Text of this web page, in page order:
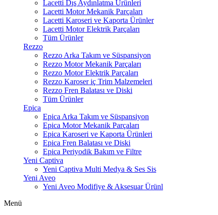
Lacetti Dış Aydınlatma Ürünleri
Lacetti Motor Mekanik Parçaları
Lacetti Karoseri ve Kaporta Ürünler
Lacetti Motor Elektrik Parçaları
Tüm Ürünler
Rezzo
Rezzo Arka Takım ve Süspansiyon
Rezzo Motor Mekanik Parçaları
Rezzo Motor Elektrik Parçaları
Rezzo Karoser iç Trim Malzemeleri
Rezzo Fren Balatası ve Diski
Tüm Ürünler
Epica
Epica Arka Takım ve Süspansiyon
Epica Motor Mekanik Parçaları
Epica Karoseri ve Kaporta Ürünleri
Epica Fren Balatası ve Diski
Epica Periyodik Bakım ve Filtre
Yeni Captiva
Yeni Captiva Multi Medya & Ses Sis
Yeni Aveo
Yeni Aveo Modifiye & Aksesuar Ürünl
Menü